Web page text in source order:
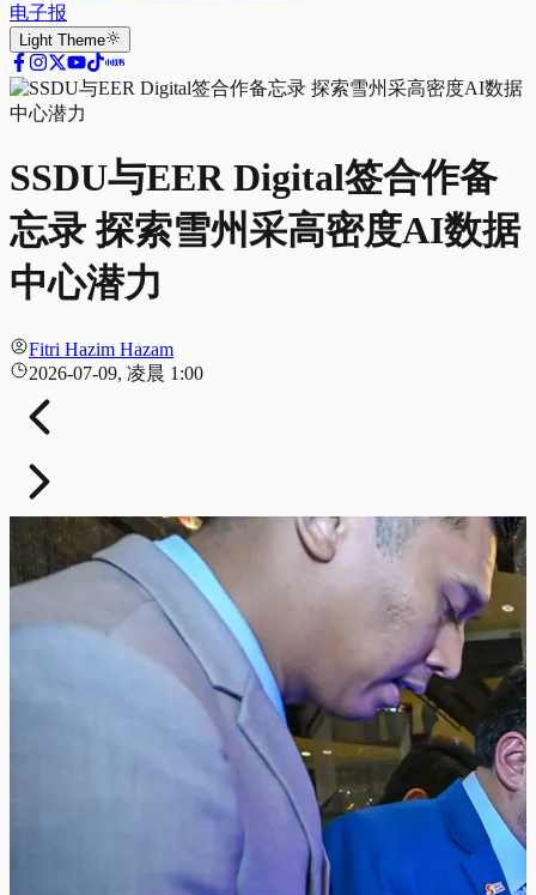
电子报
Light Theme
SSDU与EER Digital签合作备
忘录 探索雪州采高密度AI数据
中心潜力
Fitri Hazim Hazam
2026-07-09, 凌晨 1:00